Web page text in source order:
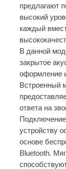
предлагают
высокий
каждый
В данной
закрытое
оформление
Встроенный
ответа на
устройству
основе
Bluetooth.